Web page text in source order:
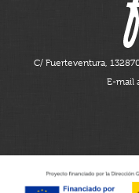
C/ Fuerteventura, 13
E-mail